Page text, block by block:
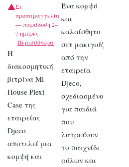
Σε
προπαραγγελία
— παράδοση 2–
7 ημέρες.
Περισσότερα
Η
διακοσμητική
βιτρίνα Mi
House Plexi
Case της
εταιρείας
Djeco
αποτελεί μια
κομψή και
Ένα κομψό
και
καλαίσθητο
σετ μακιγιάζ
από την
εταιρεία
Djeco,
σχεδιασμένο
για παιδιά
που
λατρεύουν
το παιχνίδι
ρόλων και